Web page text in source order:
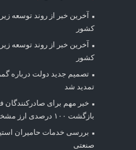
آخرین خبر از روند توسعه
کشور
آخرین خبر از روند توسعه
کشور
تصمیم جدید دولت درباره
تمدید شد
خبر مهم برای صادرکنندگان
بازگشت ۱۰۰ درصدی ارز مشخص شد
بررسی خدمات حامیران
صنعتی